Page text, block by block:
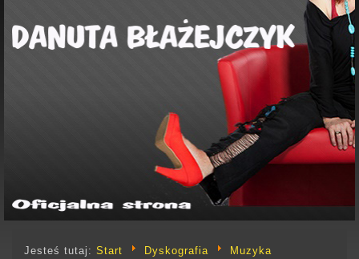
Jesteś tutaj:Start Dyskografia
Muzyka